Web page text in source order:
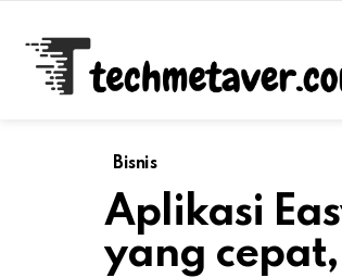
Bisnis
Aplikasi
yang